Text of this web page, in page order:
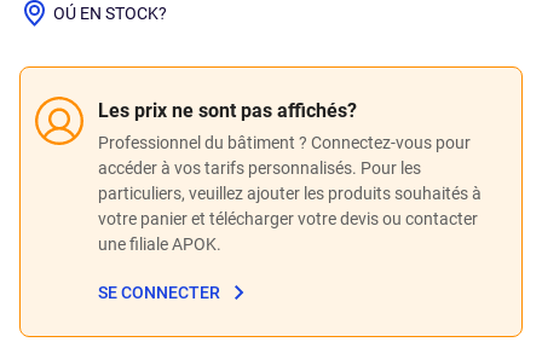
Les prix ne sont pas affichés?
Professionnel du bâtiment ? Connectez-vous pour
accéder à vos tarifs personnalisés. Pour les
particuliers, veuillez ajouter les produits souhaités à
votre panier et télécharger votre devis ou contacter
une filiale APOK.
SE CONNECTER
OÚ EN STOCK?